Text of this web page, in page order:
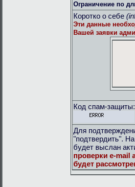
Ограничение по
Коротко о себе
Эти данные
Вашей заявки
Код спам-защиты:
Для
"подтвердить".
будет выслан
проверки e-mail
будет